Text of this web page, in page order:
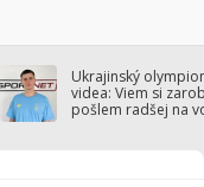
Ukrajinský
videa: Viem si
pošlem radšej na